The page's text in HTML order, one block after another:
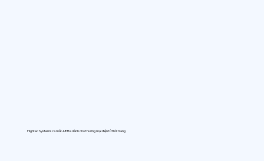
Hightec Systems ra mắt AIfitte dành cho thương mại điện tử thời trang